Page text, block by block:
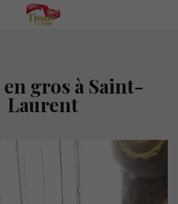
gros à Saint-
Laurent